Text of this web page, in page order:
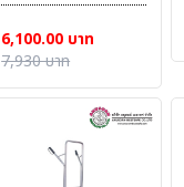
6,100.00 บาท
7,930 บาท